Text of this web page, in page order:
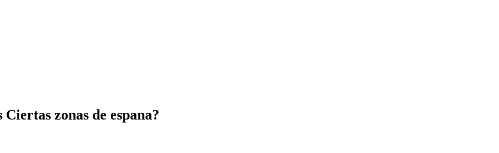
zonas de espana?